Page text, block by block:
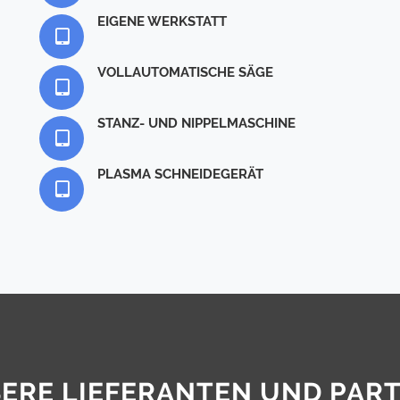
EIGENE WERKSTATT
VOLLAUTOMATISCHE SÄGE
STANZ- UND NIPPELMASCHINE
PLASMA SCHNEIDEGERÄT
LIEFERANTEN UND